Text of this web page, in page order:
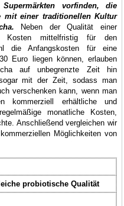
vorfinden, die
mit einer traditionellen Kultur
Neben der Qualität einer
Kosten mittelfristig für den
die Anfangskosten für eine
Euro liegen können, erlauben
auf unbegrenzte Zeit hin
mit der Zeit, sodass man
verschenken kann, wenn man
kommerziell erhältliche und
monatliche Kosten,
Anschließend vergleichen wir
Möglichkeiten von
probiotische Qualität